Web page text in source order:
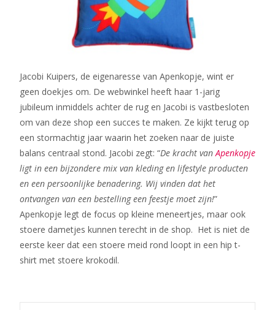
Jacobi Kuipers, de eigenaresse van Apenkopje, wint er
geen doekjes om. De webwinkel heeft haar 1-jarig
jubileum inmiddels achter de rug en Jacobi is vastbesloten
om van deze shop een succes te maken. Ze kijkt terug op
een stormachtig jaar waarin het zoeken naar de juiste
balans centraal stond. Jacobi zegt: “De kracht vanApenkopje
ligt in een bijzondere mix van kleding en lifestyle producten
en een persoonlijke benadering. Wij vinden dat het
ontvangen van een bestelling een feestje moet zijn!”
Apenkopje legt de focus op kleine meneertjes, maar ook
stoere dametjes kunnen terecht in de shop. Het is niet de
eerste keer dat een stoere meid rond loopt in een hip t-
shirt met stoere krokodil.